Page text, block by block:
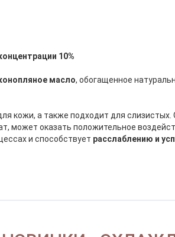
10%
масло, обогащенное
кожи, а также подходит для слизистых.
может оказать положительное
и способствует расслаблению и